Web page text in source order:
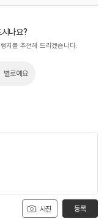
나요?
지를 추천해 드리겠습니다.
별로예요
사진 등록